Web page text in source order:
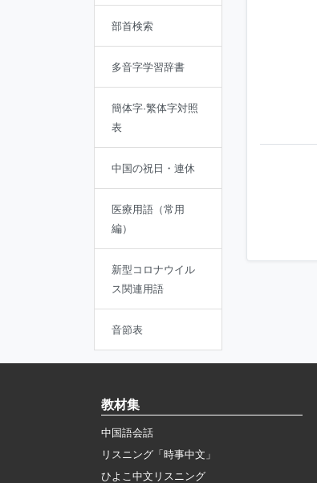
部首検索
多音字学習辞書
簡体字·繁体字対照
表
中国の祝日・連休
医療用語（常用
編）
新型コロナウイル
ス関連用語
音節表
教材集
中国語会話
リスニング「時事中文」
ひよこ中文リスニング